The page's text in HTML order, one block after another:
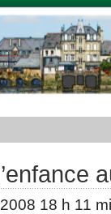
18 h 11